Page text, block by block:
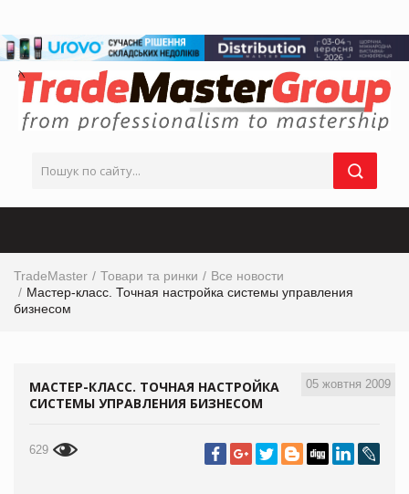
TradeMaster Товари та ринки
Все новости
Мастер-класс. Точная настройка системы управления
бизнесом
05 жовтня 2009
МАСТЕР-КЛАСС. ТОЧНАЯ НАСТРОЙКА
СИСТЕМЫ УПРАВЛЕНИЯ БИЗНЕСОМ
629